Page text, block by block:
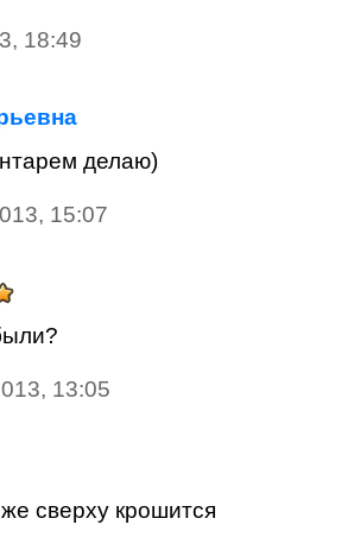
18:49
делаю)
15:07
13:05
сверху крошится